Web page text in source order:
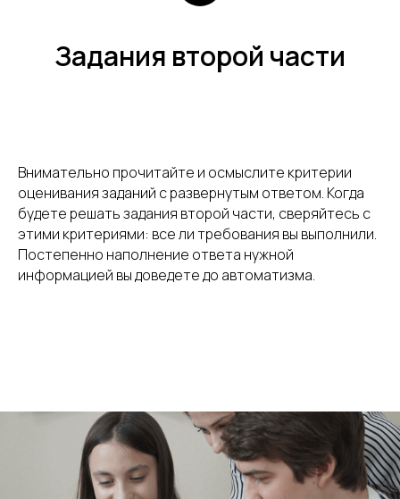
Задания второй части
Внимательно прочитайте и осмыслите критерии
оценивания заданий с развернутым ответом. Когда
будете решать задания второй части, сверяйтесь с
этими критериями: все ли требования вы выполнили.
Постепенно наполнение ответа нужной
информацией вы доведете до автоматизма.